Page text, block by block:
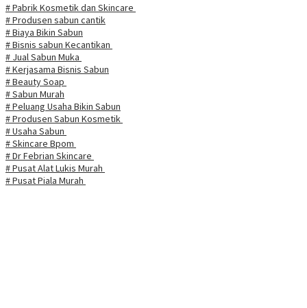
# Pabrik Kosmetik dan Skincare
# Produsen sabun cantik
# Biaya Bikin Sabun
# Bisnis sabun Kecantikan
# Jual Sabun Muka
# Kerjasama Bisnis Sabun
# Beauty Soap
# Sabun Murah
# Peluang Usaha Bikin Sabun
# Produsen Sabun Kosmetik
# Usaha Sabun
# Skincare Bpom
# Dr Febrian Skincare
# Pusat Alat Lukis Murah
# Pusat Piala Murah